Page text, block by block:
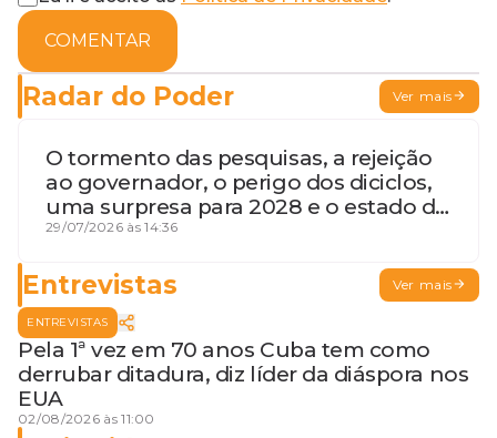
COMENTAR
Radar do Poder Ver mais
O tormento das pesquisas, a rejeição
ao governador, o perigo dos diciclos,
uma surpresa para 2028 e o estado de
terceira guerra mundial
29/07/2026 às 14:36
Entrevistas Ver mais
ENTREVISTAS
Pela 1ª vez em 70 anos Cuba tem como
derrubar ditadura, diz líder da diáspora nos
EUA
02/08/2026 às 11:00